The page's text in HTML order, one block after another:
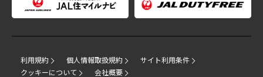
利用規約 個人情報取扱規約
サイト利用条件
クッキーについて
会社概要